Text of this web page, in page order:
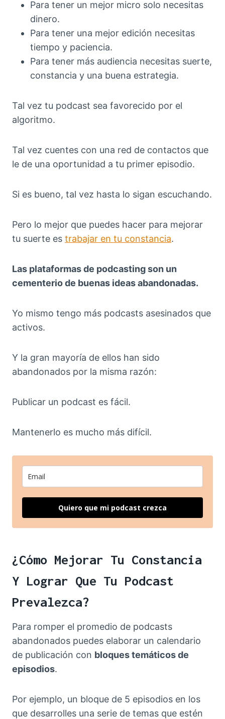
Para tener un mejor micro solo necesitas
dinero.
Para tener una mejor edición necesitas
tiempo y paciencia.
Para tener más audiencia necesitas suerte,
constancia y una buena estrategia.
Tal vez tu podcast sea favorecido por el
algoritmo.
Tal vez cuentes con una red de contactos que
le de una oportunidad a tu primer episodio.
Si es bueno, tal vez hasta lo sigan escuchando.
Pero lo mejor que puedes hacer para mejorar
tu suerte es trabajar en tu constancia.
Las plataformas de podcasting son un
cementerio de buenas ideas abandonadas.
Yo mismo tengo más podcasts asesinados que
activos.
Y la gran mayoría de ellos han sido
abandonados por la misma razón:
Publicar un podcast es fácil.
Mantenerlo es mucho más difícil.
Quiero que mi podcast crezca
¿Cómo Mejorar Tu Constancia
Y Lograr Que Tu Podcast
Prevalezca?
Para romper el promedio de podcasts
abandonados puedes elaborar un calendario
de publicación con bloques temáticos de
episodios.
Por ejemplo, un bloque de 5 episodios en los
que desarrolles una serie de temas que estén